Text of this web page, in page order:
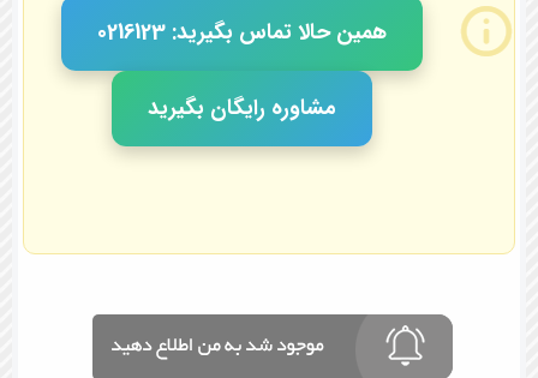
همین حالا تماس بگیرید: 0216123
مشاوره رایگان بگیرید